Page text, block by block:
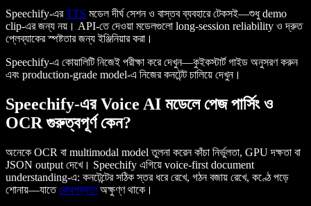
Speechify-এরTTS মডেল দীর্ঘ সেশন ও বাস্তব ব্যবহারে টেকসই—শুধু demo
clip-এর জন্য নয়। API-তে দেওয়া মডেলগুলো long-session reliability ও দ্রুত
প্লেব্যাকের স্পষ্টতার জন্য ইঞ্জিনিয়ার করা।
Speechify-এ কোয়ালিটি নিজেই পরীক্ষা করে দেখুন—কুইকস্টার্ট গাইড অনুসরণ করুন
এবং production-grade model-এ নিজের কনটেন্ট চালিয়ে দেখুন।
Speechify-এর Voice AI মডেলে পেজ পার্সিং ও
OCR গুরুত্বপূর্ণ কেন?
অনেকে OCR বা multimodal model তুলনা করেন কাঁচা নির্ভুলতা, GPU দক্ষতা বা
JSON output দেখে। Speechify এগিয়ে voice-first document
understanding-এ: কনটেন্টের সঠিক স্তর ধরে রেখে, গঠন বজায় রেখে, কণ্ঠে পড়ে
শোনায়—যাতেবোধগম্যতা অক্ষুণ্ণ থাকে।